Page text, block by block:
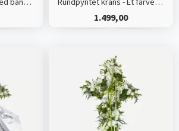
1.499,00